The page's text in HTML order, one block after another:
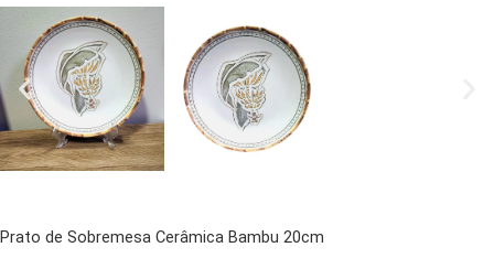
Prato de Sobremesa Cerâmica Bambu 20cm